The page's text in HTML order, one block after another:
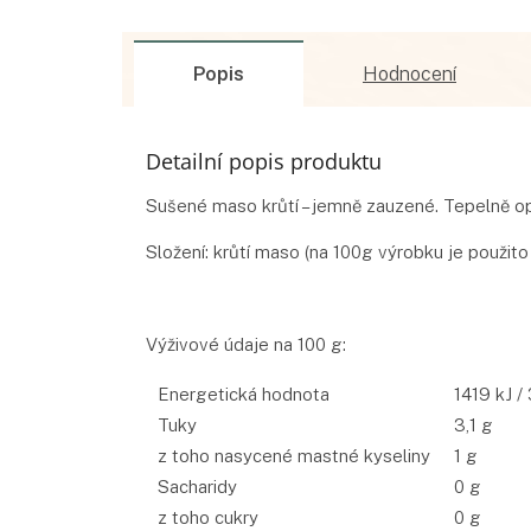
Popis Hodnocení
Detailní popis produktu
Sušené maso krůtí – jemně zauzené. Tepelně
Složení: krůtí maso (na 100g výrobku je
Výživové údaje na 100 g:
Energetická hodnota
1419 kJ
Tuky
3,1 g
z toho nasycené mastné kyseliny
1 g
Sacharidy
0 g
z toho cukry
0 g